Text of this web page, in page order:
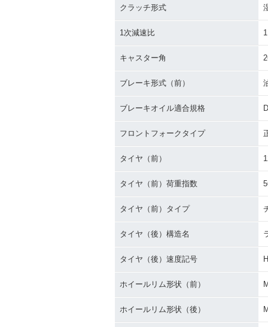
クラッチ形式
1次減速比
キャスター角
ブレーキ形式（前）
ブレーキオイル適合規格
フロントフォークタイプ
タイヤ（前）
タイヤ（前）荷重指数
タイヤ（前）タイプ
タイヤ（後）構造名
タイヤ（後）速度記号 H
ホイールリム形状（前）
ホイールリム形状（後）